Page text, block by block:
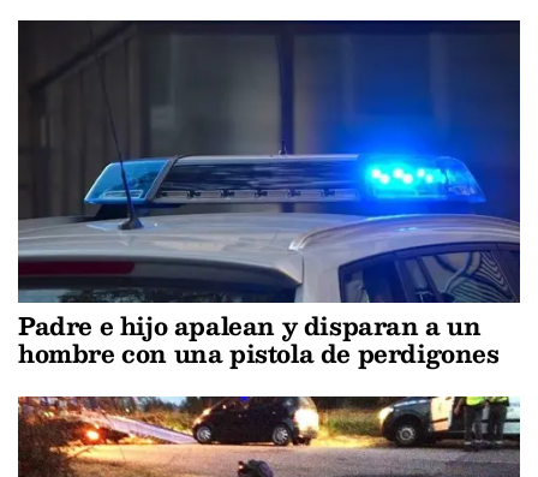
Padre e hijo apalean y disparan a un
hombre con una pistola de perdigones